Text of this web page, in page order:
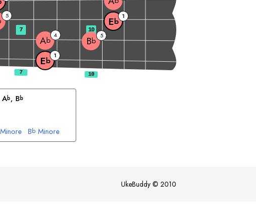
Eb 1
Ab 4 Bb 5
5 Eb 1
7 10
Ab, Bb
Minore Bb Minore
UkeBuddy © 2010